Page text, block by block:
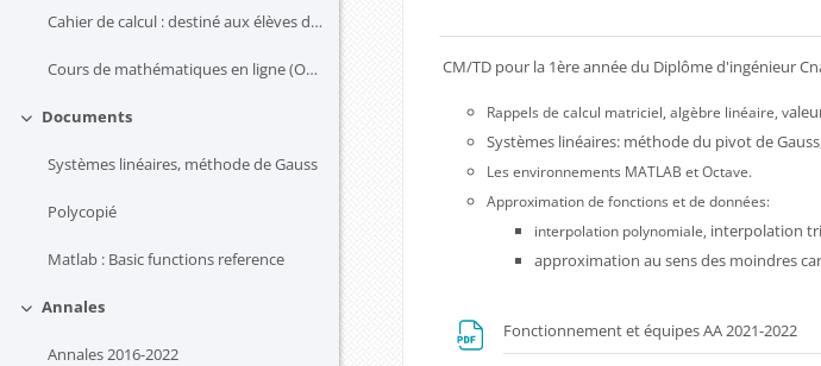
Cahier de calcul : destiné aux élèves de première ...
Cours de mathématiques en ligne (OMB+)
Replier
Documents
Systèmes linéaires, méthode de Gauss
Polycopié
Matlab : Basic functions reference
Replier
Annales
Annales 2016-2022
Blocs
Résumé de section
CM/TD pour la 1ère année du Diplôme d'ingénieur
Rappels de calcul matriciel, algèbre linéaire, v
Systèmes linéaires: méthode du pivot de
Les environnements MATLAB et Octave.
Approximation de fonctions et de données:
interpolation polynomiale, interpolation
approximation au sens des moindres
Fonctionnement et équipes AA 2021-2022